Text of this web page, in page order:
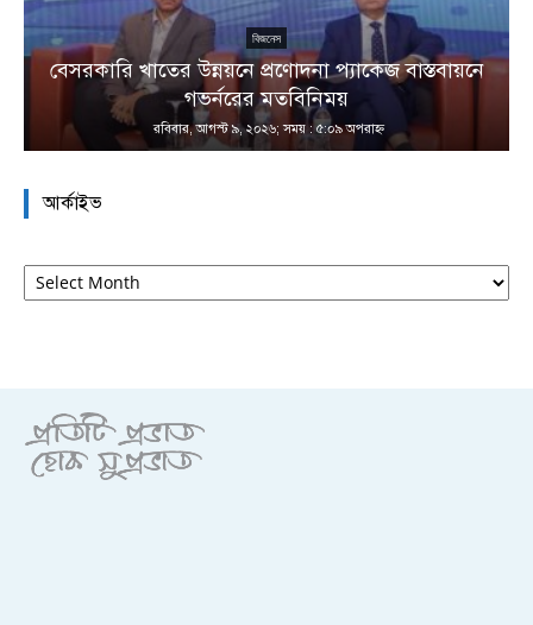
বিজনেস
বেসরকারি খাতের উন্নয়নে প্রণোদনা প্যাকেজ বাস্তবায়নে
গভর্নরের মতবিনিময়
রবিবার, আগস্ট ৯, ২০২৬; সময় : ৫:০৯ অপরাহ্ণ
আর্কাইভ
আর্কাইভ